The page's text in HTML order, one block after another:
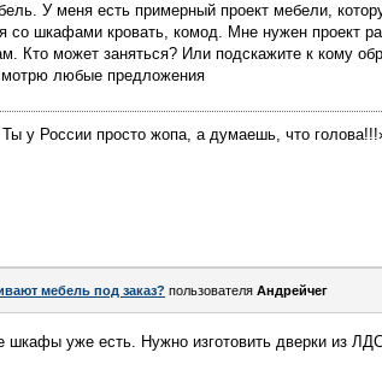
У меня есть примерный проект мебели,
со шкафами кровать, комод. Мне нужен проект
Кто может заняться? Или подскажите к кому
любые предложения
у России просто жопа, а думаешь, что
мебель под заказ? пользователя Андрейчег
шкафы уже есть. Нужно изготовить дверки из